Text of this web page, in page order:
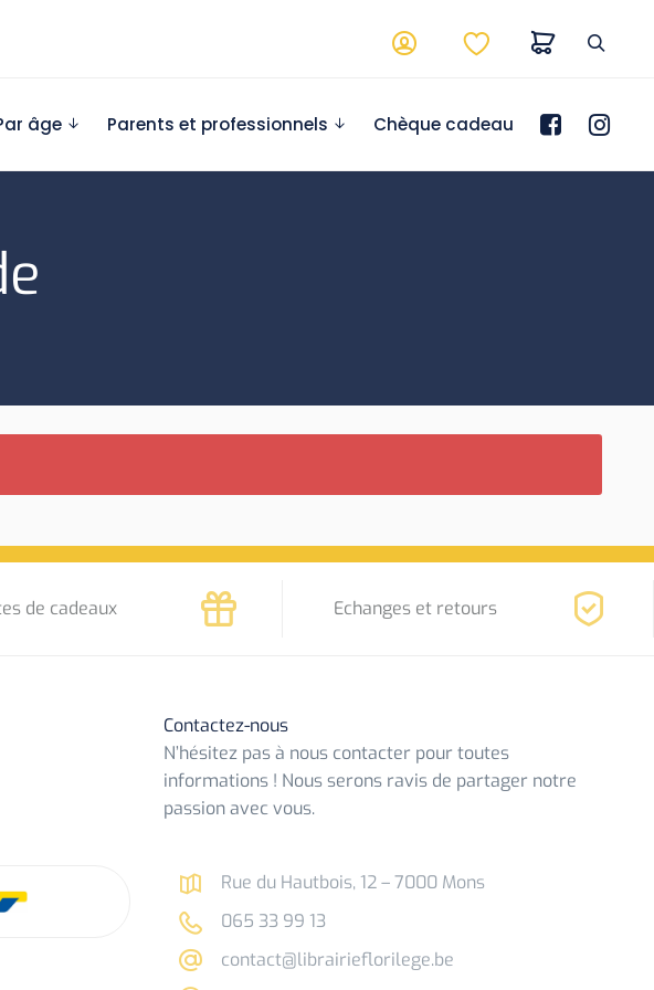
âge Parents et professionnels Chèque cadeau
de cadeaux Echanges et retours
Contactez-nous
N’hésitez pas à nous contacter pour toutes
informations ! Nous serons ravis de partager notre
passion avec vous.
Rue du Hautbois, 12 – 7000 Mons
065 33 99 13
contact@librairieflorilege.be